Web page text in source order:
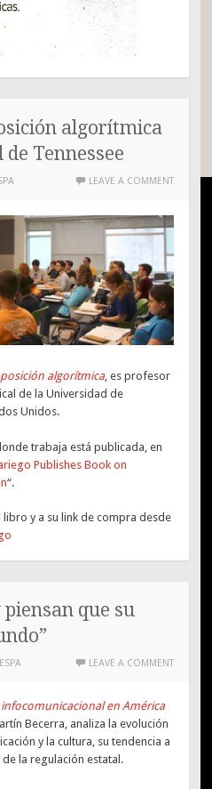
algorítmica
Tennessee
LEAVE A COMMENT
algorítmica, es profesor
de la Universidad de
Unidos.
trabaja está publicada, en
Publishes Book on
“.
y a su link de compra desde
que su
LEAVE A COMMENT
en América
Becerra, analiza la evolución
y la cultura, su tendencia a
la regulación estatal.